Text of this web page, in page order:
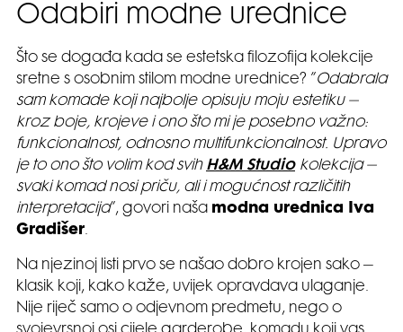
Odabiri modne urednice
Što se događa kada se estetska filozofija kolekcije
sretne s osobnim stilom modne urednice? ”Odabrala
sam komade koji najbolje opisuju moju estetiku –
kroz boje, krojeve i ono što mi je posebno važno:
funkcionalnost, odnosno multifunkcionalnost. Upravo
je to ono što volim kod svih H&M Studio kolekcija –
svaki komad nosi priču, ali i mogućnost različitih
interpretacija”, govori naša modna urednica Iva
Gradišer.
Na njezinoj listi prvo se našao dobro krojen sako –
klasik koji, kako kaže, uvijek opravdava ulaganje.
Nije riječ samo o odjevnom predmetu, nego o